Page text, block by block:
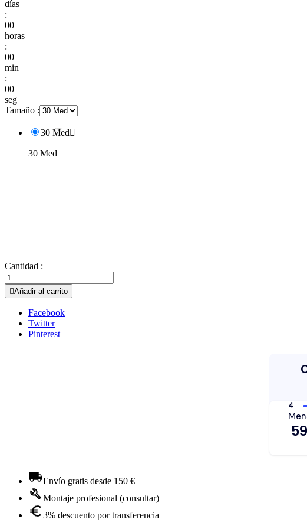
días
:
00
horas
:
00
min
:
00
seg
Tamaño :
30 Med
30 Med
Cantidad :
Añadir al carrito
Facebook
Twitter
Pinterest
Envío gratis desde 150 €
Montaje profesional (consultar)
3% descuento por transferencia